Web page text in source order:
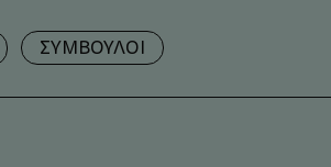
Search
for:
ΣΥΜΒΟΥΛΟΙ